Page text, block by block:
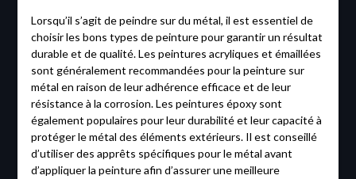
Lorsqu’il s’agit de peindre sur du métal, il est essentiel de
choisir les bons types de peinture pour garantir un résultat
durable et de qualité. Les peintures acryliques et émaillées
sont généralement recommandées pour la peinture sur
métal en raison de leur adhérence efficace et de leur
résistance à la corrosion. Les peintures époxy sont
également populaires pour leur durabilité et leur capacité à
protéger le métal des éléments extérieurs. Il est conseillé
d’utiliser des apprêts spécifiques pour le métal avant
d’appliquer la peinture afin d’assurer une meilleure